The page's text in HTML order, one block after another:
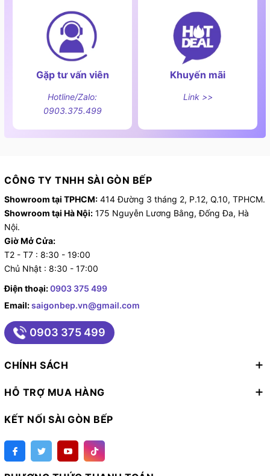
Gặp tư vấn viên
Hotline/Zalo:
0903.375.499
Khuyến mãi
Link >>
CÔNG TY TNHH SÀI GÒN BẾP
Showroom tại TPHCM: 414 Đường 3 tháng 2, P.12, Q.10, TPHCM.
Showroom tại Hà Nội: 175 Nguyễn Lương Bằng, Đống Đa, Hà
Nội.
Giờ Mở Cửa:
T2 - T7 : 8:30 - 19:00
Chủ Nhật : 8:30 - 17:00
Điện thoại:0903 375 499
Email:saigonbep.vn@gmail.com
0903 375 499
CHÍNH SÁCH
HỖ TRỢ MUA HÀNG
KẾT NỐI SÀI GÒN BẾP